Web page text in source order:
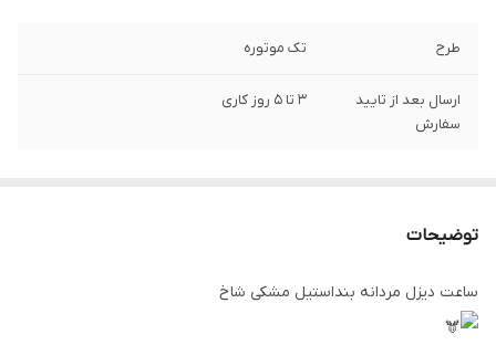
طرح تک موتوره
ارسال بعد از تایید
سفارش
3 تا 5 روز کاری
توضیحات
ساعت دیزل مردانه بنداستیل مشکی شاخ